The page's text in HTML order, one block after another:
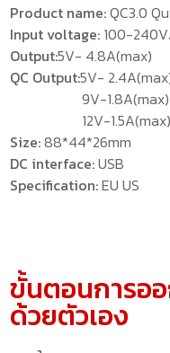
Product name:QC3.0
Input voltage: 100-
Output:5V- 4.8A(max)
QC Output:5V-
9V-1.8A(max)
12V-1.5A(max)
Size:88*44*26mm
DC interface:USB
Specification:EU US
ขั้นตอนการออ
ด้วยตัวเอง